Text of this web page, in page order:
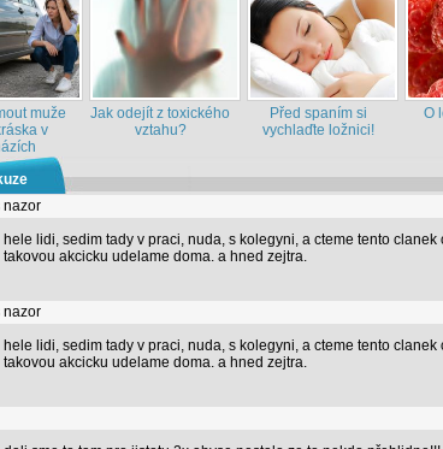
muže
v
Jak odejít z toxického
vztahu?
Před spaním si
vychlaďte ložnici!
O
nazor
hele lidi, sedim tady v praci, nuda, s kolegyni, a cteme tento
takovou akcicku udelame doma. a hned zejtra.
nazor
hele lidi, sedim tady v praci, nuda, s kolegyni, a cteme tento
takovou akcicku udelame doma. a hned zejtra.